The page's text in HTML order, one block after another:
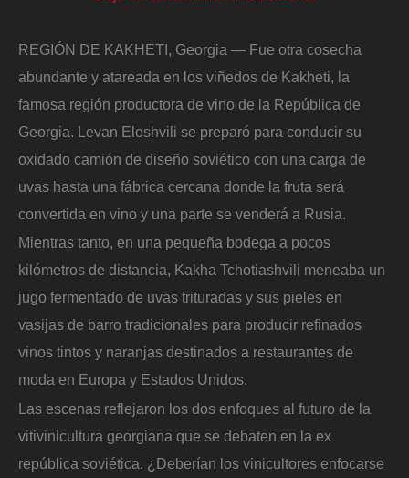
REGIÓN DE KAKHETI, Georgia — Fue otra cosecha
abundante y atareada en los viñedos de Kakheti, la
famosa región productora de vino de la República de
Georgia. Levan Eloshvili se preparó para conducir su
oxidado camión de diseño soviético con una carga de
uvas hasta una fábrica cercana donde la fruta será
convertida en vino y una parte se venderá a Rusia.
Mientras tanto, en una pequeña bodega a pocos
kilómetros de distancia, Kakha Tchotiashvili meneaba un
jugo fermentado de uvas trituradas y sus pieles en
vasijas de barro tradicionales para producir refinados
vinos tintos y naranjas destinados a restaurantes de
moda en Europa y Estados Unidos.
Las escenas reflejaron los dos enfoques al futuro de la
vitivinicultura georgiana que se debaten en la ex
república soviética. ¿Deberían los vinicultores enfocarse